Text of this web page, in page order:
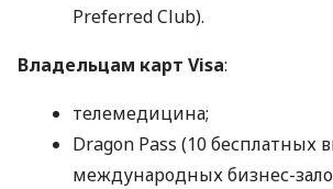
Preferred Club).
Владельцам карт Visa:
телемедицина;
Dragon Pass (10 бесплатных
международных бизнес-